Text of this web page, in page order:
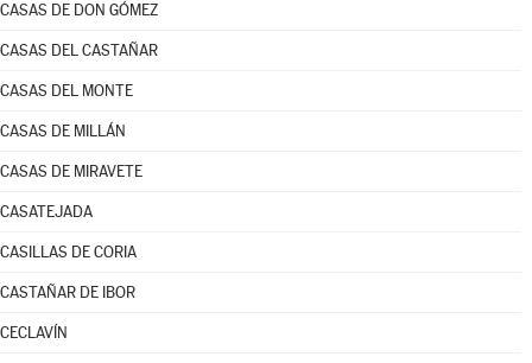
CASAS DE DON GÓMEZ
CASAS DEL CASTAÑAR
CASAS DEL MONTE
CASAS DE MILLÁN
CASAS DE MIRAVETE
CASATEJADA
CASILLAS DE CORIA
CASTAÑAR DE IBOR
CECLAVÍN